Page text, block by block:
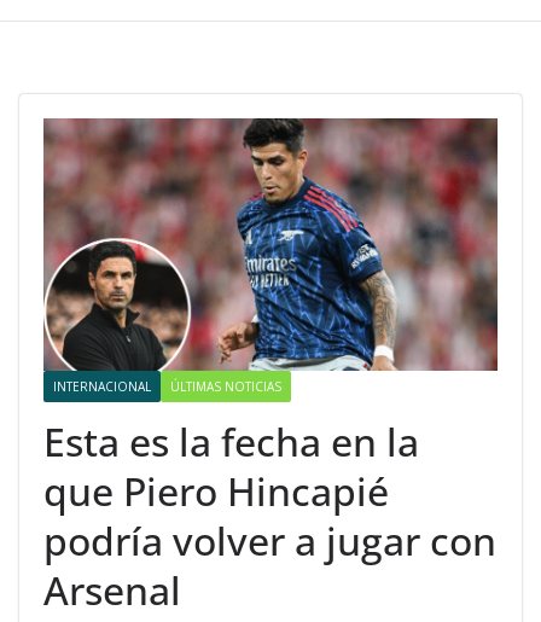
INTERNACIONAL ÚLTIMAS NOTICIAS
Esta es la fecha en la
que Piero Hincapié
podría volver a jugar con
Arsenal